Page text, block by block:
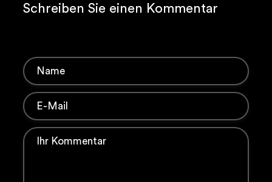
Schreiben Sie einen Kommentar